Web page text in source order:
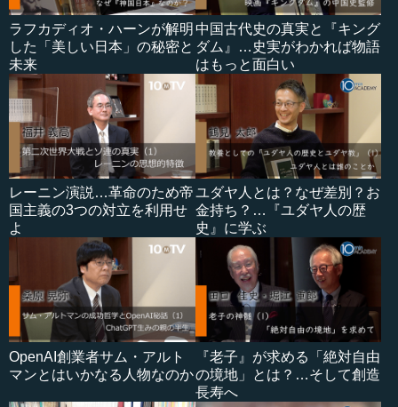
ラフカディオ・ハーンが解明
した「美しい日本」の秘密と
未来
中国古代史の真実と『キング
ダム』…史実がわかれば物語
はもっと面白い
レーニン演説…革命のため帝
国主義の3つの対立を利用せ
よ
ユダヤ人とは？なぜ差別？お
金持ち？…『ユダヤ人の歴
史』に学ぶ
OpenAI創業者サム・アルト
マンとはいかなる人物なのか
『老子』が求める「絶対自由
の境地」とは？…そして創造
長寿へ